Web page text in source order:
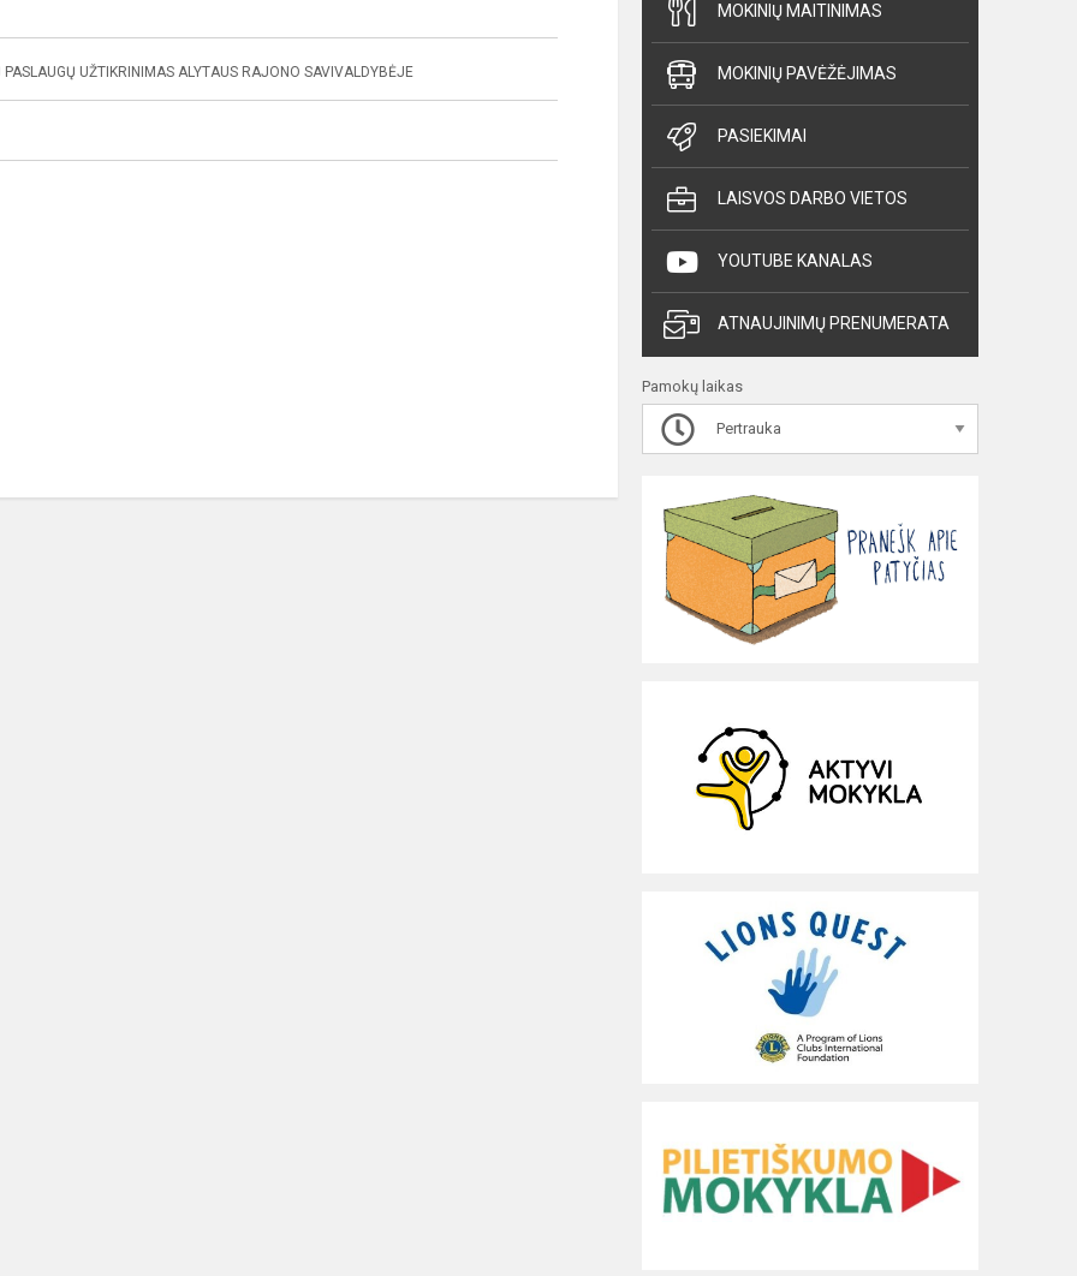
UŽTIKRINIMAS ALYTAUS RAJONO SAVIVALDYBĖJE
MOKINIŲ MAITINIMAS
MOKINIŲ PAVĖŽĖJIMAS
PASIEKIMAI
LAISVOS DARBO VIETOS
YOUTUBE KANALAS
ATNAUJINIMŲ PRENUMERATA
Pamokų laikas
Pertrauka